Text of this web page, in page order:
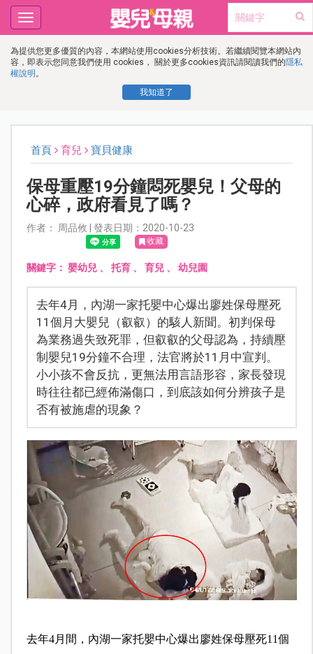
為提供您更多優質的內容，本網站使用cookies分析技術。若繼續閱覽本網站內
容，即表示您同意我們使用 cookies， 關於更多cookies資訊請閱讀我們的隱私
權說明 。
我知道了
Toggle
navigation
首頁 育兒 寶貝健康
保母重壓19分鐘悶死嬰兒！父母的
心碎，政府看見了嗎？
作者： 周品攸 | 發表日期：2020-10-23
收藏
關鍵字： 嬰幼兒、 托育、 育兒、 幼兒園
去年4月，內湖一家托嬰中心爆出廖姓保母壓死
11個月大嬰兒（叡叡）的駭人新聞。初判保母
為業務過失致死罪，但叡叡的父母認為，持續壓
制嬰兒19分鐘不合理，法官將於11月中宣判。
小小孩不會反抗，更無法用言語形容，家長發現
時往往都已經佈滿傷口，到底該如何分辨孩子是
否有被施虐的現象？
去年4月間，內湖一家托嬰中心爆出廖姓保母壓死11個